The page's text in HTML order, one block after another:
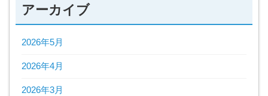
アーカイブ
2026年5月
2026年4月
2026年3月